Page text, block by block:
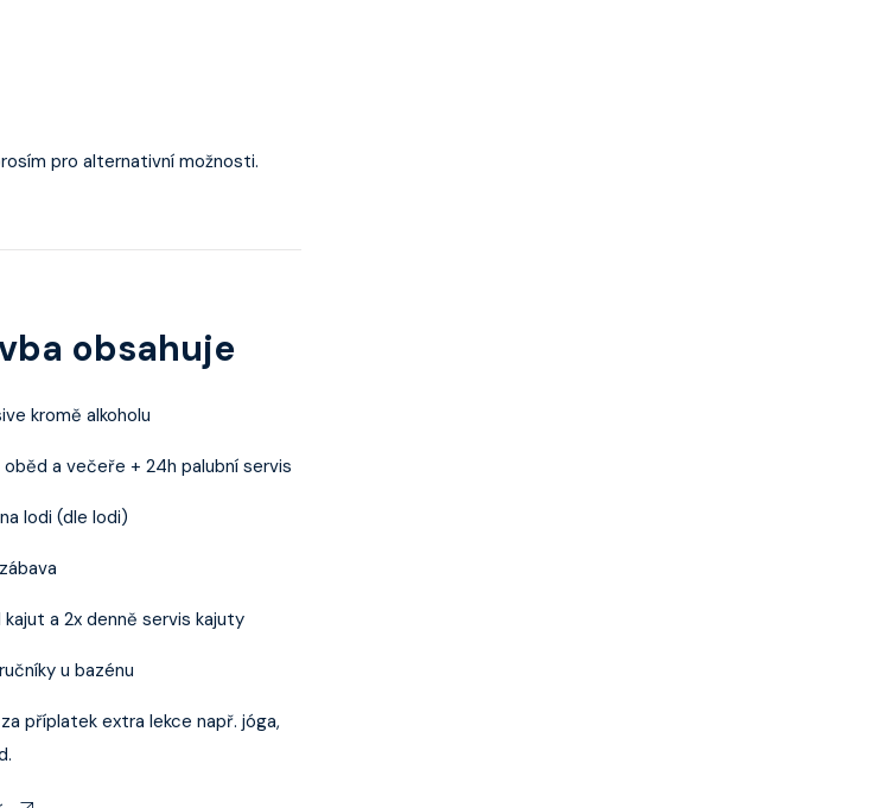
pro alternativní možnosti.
obsahuje
kromě alkoholu
oběd a večeře + 24h palubní servis
lodi (dle lodi)
a 2x denně servis kajuty
u bazénu
příplatek extra lekce např. jóga,